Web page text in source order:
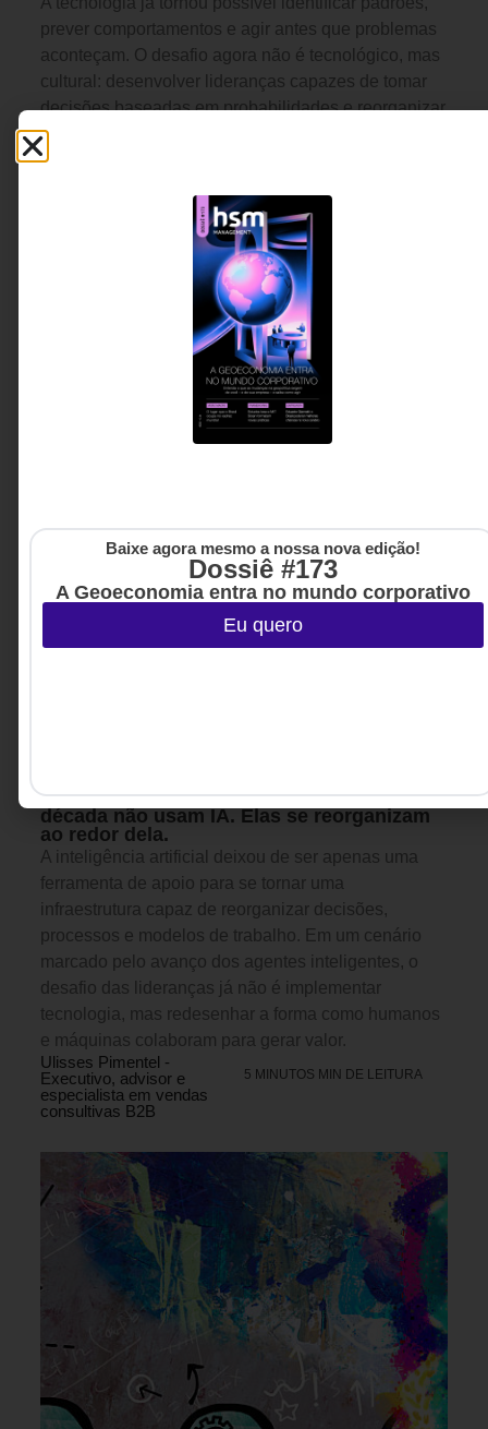
prever comportamentos e agir antes que problemas
aconteçam. O desafio agora não é tecnológico, mas
cultural: desenvolver lideranças capazes de tomar
decisões baseadas em probabilidades e reorganizar
a gestão em torno do que está prestes a acontecer, e
não apenas do que já aconteceu.
6 MINUTOS MIN DE LEITURA
Empresas preparadas para a próxima
década não usam IA. Elas se reorganizam
ao redor dela.
A inteligência artificial deixou de ser apenas uma
ferramenta de apoio para se tornar uma
infraestrutura capaz de reorganizar decisões,
processos e modelos de trabalho. Em um cenário
marcado pelo avanço dos agentes inteligentes, o
desafio das lideranças já não é implementar
tecnologia, mas redesenhar a forma como humanos
e máquinas colaboram para gerar valor.
Ulisses Pimentel -
Executivo, advisor e
especialista em vendas
consultivas B2B
5 MINUTOS MIN DE LEITURA
Baixe agora mesmo a nossa nova edição!
Dossiê #173
A Geoeconomia entra no mundo corporativo
Eu quero